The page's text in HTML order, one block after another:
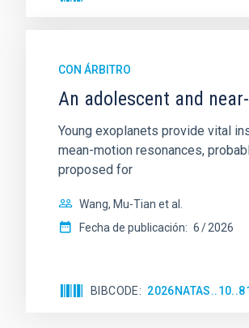
CON ÁRBITRO
An adolescent and
Young exoplanets provide vital
mean-motion resonances,
proposed for
Wang, Mu-Tian et al.
Fecha de publicación: 6 2026
BIBCODE